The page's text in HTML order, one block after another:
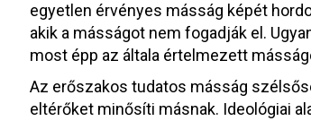
egyetlen érvényes másság képét
akik a másságot nem fogadják el.
most épp az általa értelmezett
Az erőszakos tudatos másság
eltérőket minősíti másnak. Ideológiai